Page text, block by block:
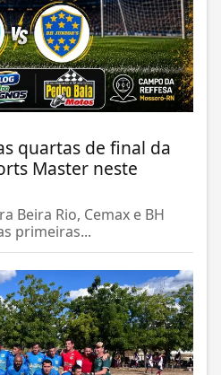
quartas de final da
Master neste
Beira Rio, Cemax e BH
primeiras...